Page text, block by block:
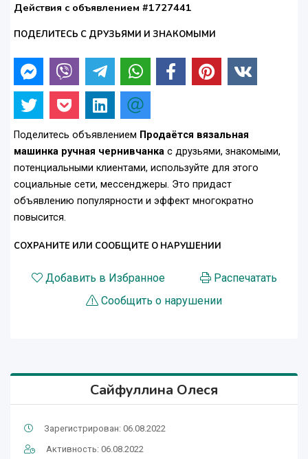
Действия с объявлением #1727441
ПОДЕЛИТЕСЬ С ДРУЗЬЯМИ И ЗНАКОМЫМИ
Поделитесь объявлением Продаётся вязальная
машинка ручная чернивчанка с друзьями, знакомыми,
потенциальными клиентами, используйте для этого
социальные сети, мессенджеры. Это придаст
объявлению популярности и эффект многократно
повысится.
СОХРАНИТЕ ИЛИ СООБЩИТЕ О НАРУШЕНИИ
Добавить в Избранное
Распечатать
Сообщить о нарушении
Сайфуллина Олеся
Зарегистрирован: 06.08.2022
Активность: 06.08.2022